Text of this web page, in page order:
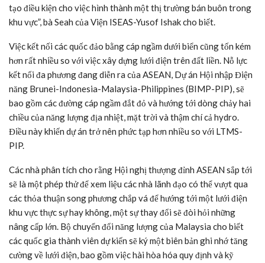
tạo điều kiện cho việc hình thành một thị trường bán buôn trong
khu vực”, bà Seah của Viện ISEAS-Yusof Ishak cho biết.
Việc kết nối các quốc đảo bằng cáp ngầm dưới biển cũng tốn kém
hơn rất nhiều so với việc xây dựng lưới điện trên đất liền. Nỗ lực
kết nối đa phương đang diễn ra của ASEAN, Dự án Hội nhập Điện
năng Brunei-Indonesia-Malaysia-Philippines (BIMP-PIP), sẽ
bao gồm các đường cáp ngầm đắt đỏ và hướng tới dòng chảy hai
chiều của năng lượng địa nhiệt, mặt trời và thậm chí cả hydro.
Điều này khiến dự án trở nên phức tạp hơn nhiều so với LTMS-
PIP.
Các nhà phân tích cho rằng Hội nghị thượng đỉnh ASEAN sắp tới
sẽ là một phép thử để xem liệu các nhà lãnh đạo có thể vượt qua
các thỏa thuận song phương chắp vá để hướng tới một lưới điện
khu vực thực sự hay không, một sự thay đổi sẽ đòi hỏi những
nâng cấp lớn. Bộ chuyển đổi năng lượng của Malaysia cho biết
các quốc gia thành viên dự kiến sẽ ký một biên bản ghi nhớ tăng
cường về lưới điện, bao gồm việc hài hòa hóa quy định và kỹ